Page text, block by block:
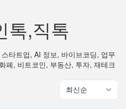
톡,직톡
타트업, AI 정보, 바이브코딩, 업무
폐, 비트코인, 부동산, 투자, 재테크